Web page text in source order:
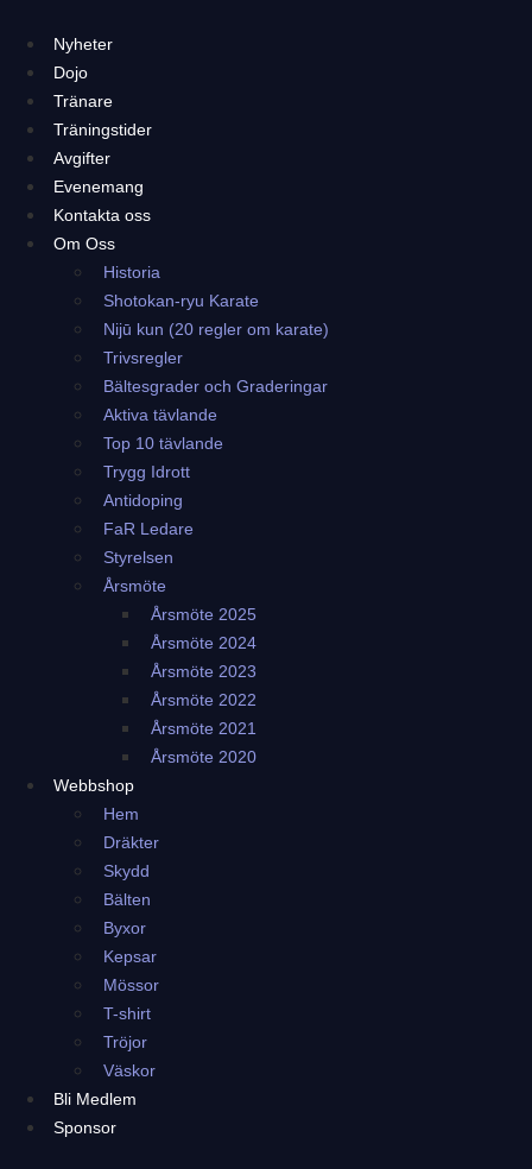
innehåll
Nyheter
Dojo
Tränare
Träningstider
Avgifter
Evenemang
Kontakta oss
Om Oss
Historia
Shotokan-ryu Karate
Nijū kun (20 regler om karate)
Trivsregler
Bältesgrader och Graderingar
Aktiva tävlande
Top 10 tävlande
Trygg Idrott
Antidoping
FaR Ledare
Styrelsen
Årsmöte
Årsmöte 2025
Årsmöte 2024
Årsmöte 2023
Årsmöte 2022
Årsmöte 2021
Årsmöte 2020
Webbshop
Hem
Dräkter
Skydd
Bälten
Byxor
Kepsar
Mössor
T-shirt
Tröjor
Väskor
Bli Medlem
Sponsor